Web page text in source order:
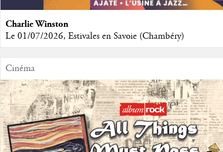
Charlie Winston
Le 01/07/2026, Estivales en Savoie (Chambéry)
Cinéma